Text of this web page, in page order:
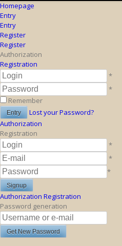
Homepage
Entry
Entry
Register
Register
Authorization
Registration
*
*
Remember
Lost your Password?
Authorization
Registration
*
*
*
Authorization Registration
Password generation